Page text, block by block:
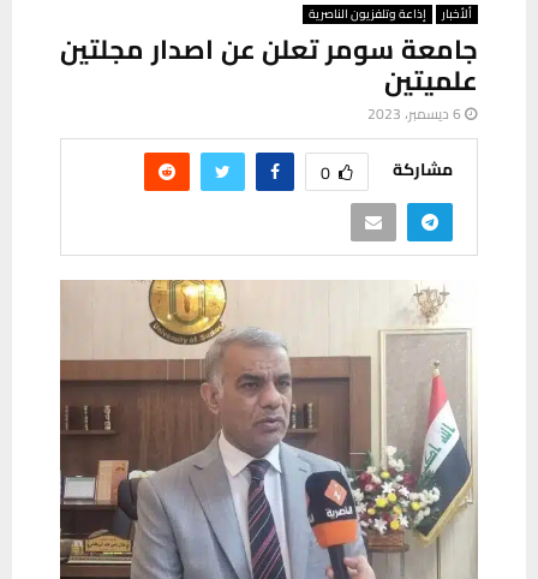
ألأخبار إذاعة وتلفزيون الناصرية
جامعة سومر تعلن عن اصدار مجلتين
علميتين
6 ديسمبر، 2023
مشاركة 0